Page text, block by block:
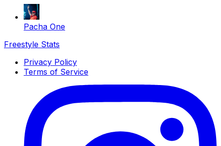
Pacha One
Freestyle Stats
Privacy Policy
Terms of Service